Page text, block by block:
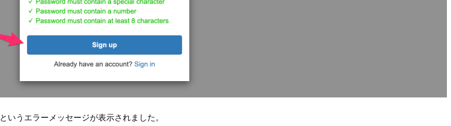
というエラーメッセージが表示されました。